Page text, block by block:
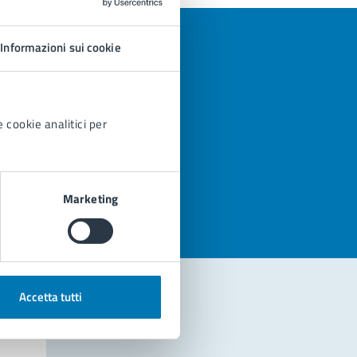
Informazioni sui cookie
cookie analitici per
Marketing
Accetta tutti